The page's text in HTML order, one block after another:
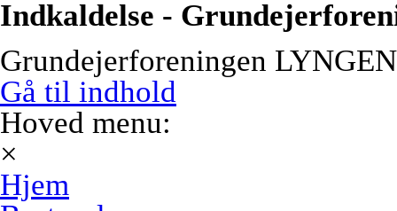
Indkaldelse -
Grundejerforeningen LYNGEN
Gå til indhold
Hoved menu:
×
Hjem